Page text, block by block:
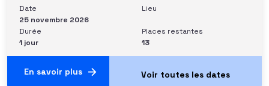
conviction et sur quoi elle se fonde (mots, attitude, …),
quelle est sa situation de
Date
25 novembre 2026
Lieu
Durée
1 jour
Places restantes
13
En savoir plus